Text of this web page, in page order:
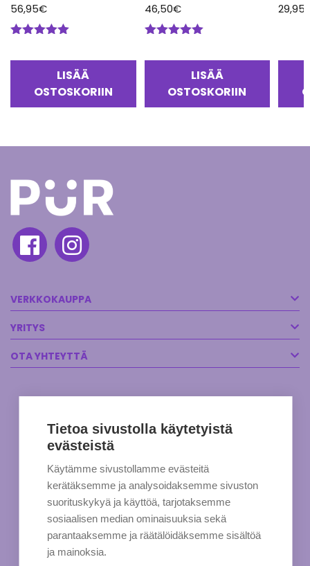
56,95€
LISÄÄ
OSTOSKORIIN
46,50€
LISÄÄ
OSTOSKORIIN
29,95
VERKKOKAUPPA
YRITYS
OTA YHTEYTTÄ
Tietoa sivustolla käytetyistä
evästeistä
Käytämme sivustollamme evästeitä
kerätäksemme ja analysoidaksemme sivuston
suorituskykyä ja käyttöä, tarjotaksemme
sosiaalisen median ominaisuuksia sekä
parantaaksemme ja räätälöidäksemme sisältöä
ja mainoksia.